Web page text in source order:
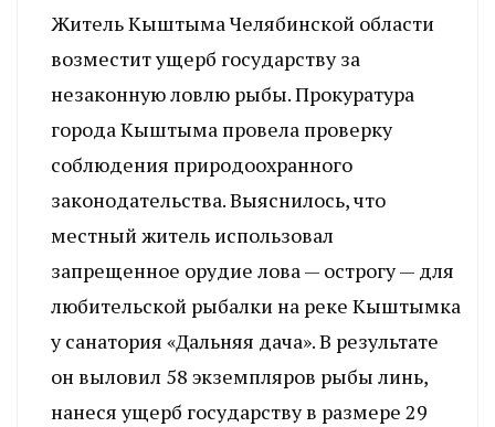
Житель Кыштыма Челябинской области
возместит ущерб государству за
незаконную ловлю рыбы. Прокуратура
города Кыштыма провела проверку
соблюдения природоохранного
законодательства. Выяснилось, что
местный житель использовал
запрещенное орудие лова — острогу — для
любительской рыбалки на реке Кыштымка
у санатория «Дальняя дача». В результате
он выловил 58 экземпляров рыбы линь,
нанеся ущерб государству в размере 29